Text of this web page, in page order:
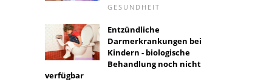
GESUNDHEIT
Entzündliche
Darmerkrankungen bei
Kindern - biologische
Behandlung noch nicht
verfügbar